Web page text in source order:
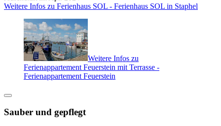
Weitere Infos zu Ferienhaus SOL - Ferienhaus SOL in Staphel
Weitere Infos zu
Ferienappartement Feuerstein mit Terrasse -
Ferienappartement Feuerstein
Sauber und gepflegt